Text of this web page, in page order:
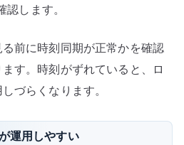
します。
前に時刻同期が正常かを確認
す。時刻がずれていると、ロ
づらくなります。
運用しやすい